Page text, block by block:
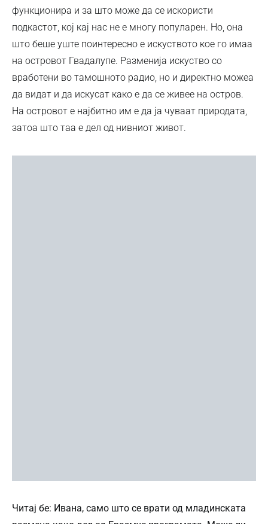
функционира и за што може да се искористи
подкастот, кој кај нас не е многу популарен. Но, она
што беше уште поинтересно е искуството кое го имаа
на островот Гвадалупе. Разменија искуство со
вработени во тамошното радио, но и директно можеа
да видат и да искусат како е да се живее на остров.
На островот е најбитно им е да ја чуваат природата,
затоа што таа е дел од нивниот живот.
Читај бе: Ивана, само што се врати од младинската